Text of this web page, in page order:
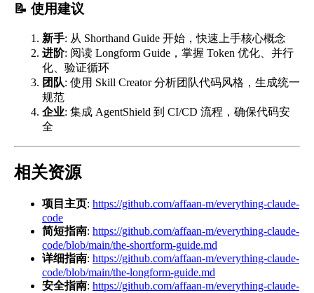
📝 使用建议
新手: 从 Shorthand Guide 开始，快速上手核心概念
进阶: 阅读 Longform Guide，掌握 Token 优化、并行
化、验证循环
团队: 使用 Skill Creator 分析团队代码风格，生成统一
规范
企业: 集成 AgentShield 到 CI/CD 流程，确保代码安
全
相关资源
项目主页: https://github.com/affaan-m/everything-claude-
code
简短指南: https://github.com/affaan-m/everything-claude-
code/blob/main/the-shortform-guide.md
详细指南: https://github.com/affaan-m/everything-claude-
code/blob/main/the-longform-guide.md
安全指南: https://github.com/affaan-m/everything-claude-